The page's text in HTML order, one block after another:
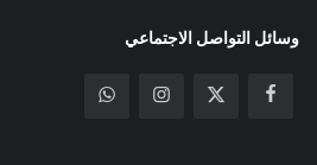
وسائل التواصل الاجتماعي